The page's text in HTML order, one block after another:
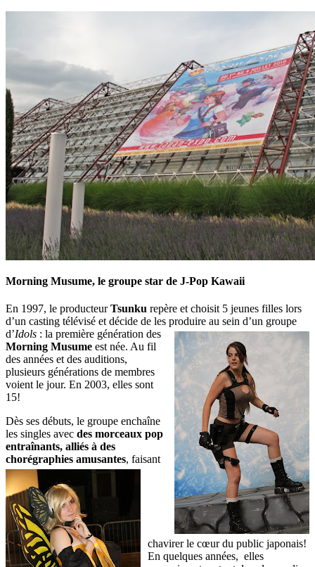
Morning Musume, le groupe star de J-Pop Kawaii
En 1997, le producteurTsunku repère et choisit 5 jeunes filles lors
d’un casting télévisé et décide de les produire au sein d’un groupe
d’Idols : la première génération des
Morning Musume est née. Au fil
des années et des auditions,
plusieurs générations de membres
voient le jour. En 2003, elles sont
15!
Dès ses débuts, le groupe enchaîne
les singles avec des morceaux pop
entraînants, alliés à des
chorégraphies amusantes, faisant
chavirer le cœur du public japonais!
En quelques années, elles